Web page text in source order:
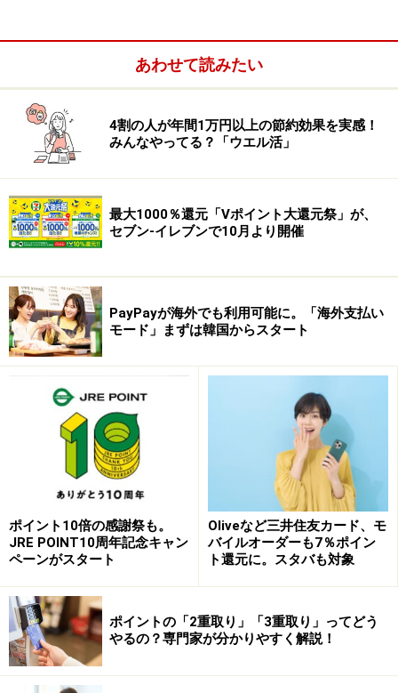
WAON POINTカードとWAONの違い
また、WAON POINTはWAON POINT加盟店で
ポイントはWAONに交換
として利用します。
WAON POINTとWAONポイントはどうやっ
て貯める？
WAON POINT
会員登録しなければならないのは、WAON POINTカード
や今まで無記名で利用していたWAONカードの場合のみ
です。イオンカードや記名済みのWAONカードは自動的
に会員登録されています
。会員登録は郵送、ネット
（smart WAONサイト）、店頭端末で行うことが可能で
会員登録した場合
、WAON POINT加盟店でWAON POINT
POINTが貯まります。一方、会員登録した電子マネー
WAONの場合は、WAON加盟店での決済で200円につき1
WAON POINT
円につき1 WAON POINTが別途貯まります。
あわせて読みたい
4割の人が年間1万円以上の節約効果を実感！
みんなやってる？「ウエル活」
最大1000％還元「Vポイント大還元祭」が、
セブン-イレブンで10月より開催
PayPayが海外でも利用可能に。「海外支払い
モード」まずは韓国からスタート
ポイント10倍の感謝祭も。
JRE POINT10周年記念キャン
ペーンがスタート
Oliveなど三井住友カード、モ
バイルオーダーも7％ポイン
ト還元に。スタバも対象
ポイントの「2重取り」「3重取り」ってどう
やるの？専門家が分かりやすく解説！